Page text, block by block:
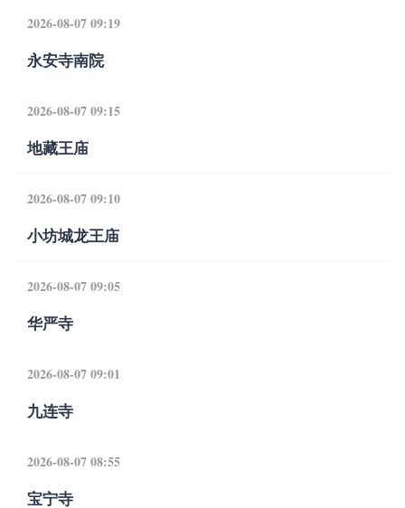
2026-08-07 09:19
永安寺南院
2026-08-07 09:15
地藏王庙
2026-08-07 09:10
小坊城龙王庙
2026-08-07 09:05
华严寺
2026-08-07 09:01
九连寺
2026-08-07 08:55
宝宁寺